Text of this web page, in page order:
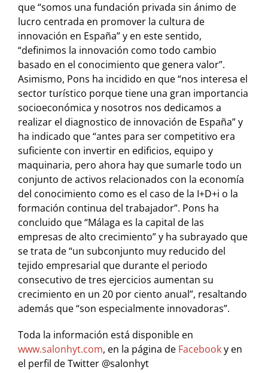
que “somos una fundación privada sin ánimo de
lucro centrada en promover la cultura de
innovación en España” y en este sentido,
“definimos la innovación como todo cambio
basado en el conocimiento que genera valor”.
Asimismo, Pons ha incidido en que “nos interesa el
sector turístico porque tiene una gran importancia
socioeconómica y nosotros nos dedicamos a
realizar el diagnostico de innovación de España” y
ha indicado que “antes para ser competitivo era
suficiente con invertir en edificios, equipo y
maquinaria, pero ahora hay que sumarle todo un
conjunto de activos relacionados con la economía
del conocimiento como es el caso de la I+D+i o la
formación continua del trabajador”. Pons ha
concluido que “Málaga es la capital de las
empresas de alto crecimiento” y ha subrayado que
se trata de “un subconjunto muy reducido del
tejido empresarial que durante el periodo
consecutivo de tres ejercicios aumentan su
crecimiento en un 20 por ciento anual”, resaltando
además que “son especialmente innovadoras”.
Toda la información está disponible en
www.salonhyt.com, en la página de Facebooky en
el perfil de Twitter @salonhyt